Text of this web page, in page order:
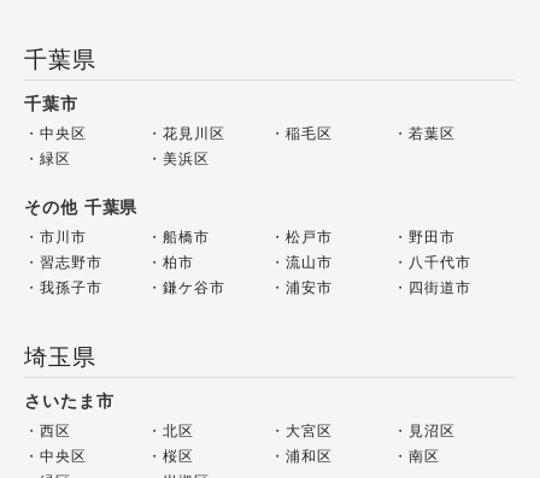
千葉県
千葉市
中央区 花見川区 稲毛区
若葉区
緑区
美浜区
その他 千葉県
市川市 船橋市 松戸市
野田市
習志野市
柏市 流山市
八千代市
我孫子市
鎌ケ谷市 浦安市 四街道市
埼玉県
さいたま市
西区 北区 大宮区
見沼区
中央区
桜区 浦和区
南区